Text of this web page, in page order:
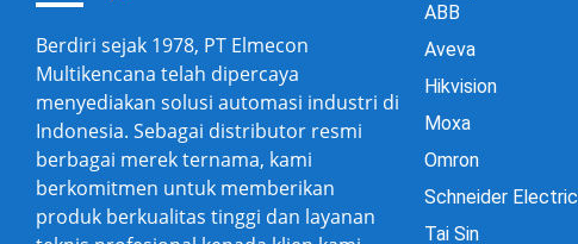
Berdiri sejak 1978, PT Elmecon
Multikencana telah dipercaya
menyediakan solusi automasi industri di
Indonesia. Sebagai distributor resmi
berbagai merek ternama, kami
berkomitmen untuk memberikan
produk berkualitas tinggi dan layanan
ABB
Aveva
Hikvision
Moxa
Omron
Schneider Electric
Tai Sin